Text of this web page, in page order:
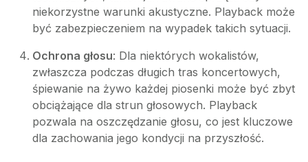
niekorzystne warunki akustyczne. Playback może
być zabezpieczeniem na wypadek takich sytuacji.
Ochrona głosu: Dla niektórych wokalistów,
zwłaszcza podczas długich tras koncertowych,
śpiewanie na żywo każdej piosenki może być zbyt
obciążające dla strun głosowych. Playback
pozwala na oszczędzanie głosu, co jest kluczowe
dla zachowania jego kondycji na przyszłość.